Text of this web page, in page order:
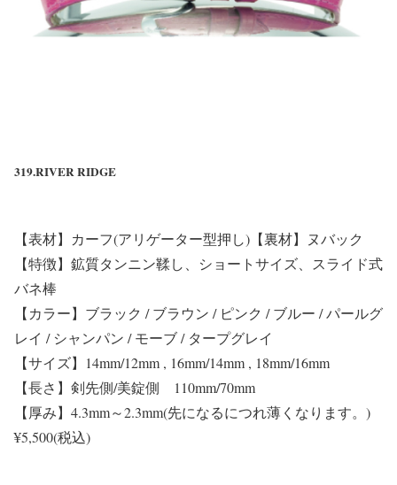
319.RIVER RIDGE
【表材】カーフ(アリゲーター型押し)【裏材】ヌバック
【特徴】鉱質タンニン鞣し、ショートサイズ、スライド式
バネ棒
【カラー】ブラック / ブラウン / ピンク / ブルー / パールグ
レイ / シャンパン / モーブ / タープグレイ
【サイズ】14mm/12mm , 16mm/14mm , 18mm/16mm
【長さ】剣先側/美錠側 110mm/70mm
【厚み】4.3mm～2.3mm(先になるにつれ薄くなります。)
¥5,500(税込)